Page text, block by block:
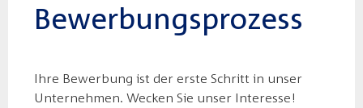
Bewerbungsprozess
Ihre Bewerbung ist der erste Schritt in unser
Unternehmen. Wecken Sie unser Interesse!